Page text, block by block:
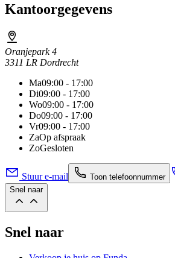
Kantoorgegevens
Oranjepark 4
3311 LR Dordrecht
Ma09:00 - 17:00
Di09:00 - 17:00
Wo09:00 - 17:00
Do09:00 - 17:00
Vr09:00 - 17:00
ZaOp afspraak
ZoGesloten
Stuur e-mail Toon telefoonnummer
Snel naar
Snel naar